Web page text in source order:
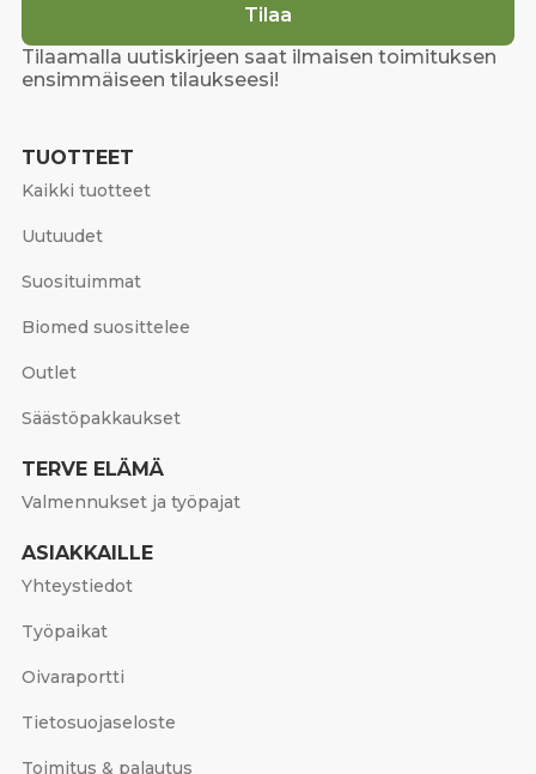
Tilaa
Tilaamalla uutiskirjeen saat ilmaisen toimituksen
ensimmäiseen tilaukseesi!
TUOTTEET
Kaikki tuotteet
Uutuudet
Suosituimmat
Biomed suosittelee
Outlet
Säästöpakkaukset
TERVE ELÄMÄ
Valmennukset ja työpajat
ASIAKKAILLE
Yhteystiedot
Työpaikat
Oivaraportti
Tietosuojaseloste
Toimitus & palautus